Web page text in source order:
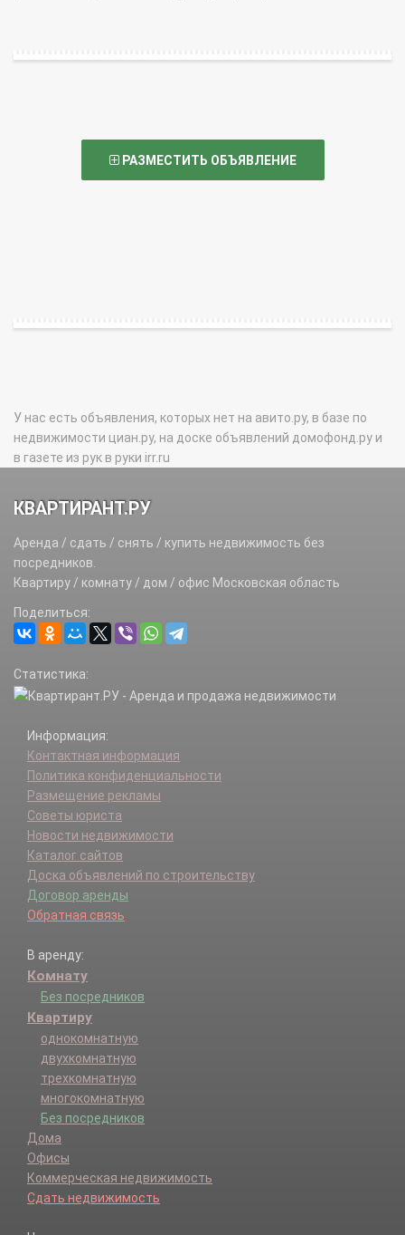
РАЗМЕСТИТЬ ОБЪЯВЛЕНИЕ
У нас есть объявления, которых нет на авито.ру, в базе по
недвижимости циан.ру, на доске объявлений домофонд.ру и
в газете из рук в руки irr.ru
КВАРТИРАНТ.РУ
Аренда / сдать / снять / купить недвижимость без
посредников.
Квартиру / комнату / дом / офис Московская область
Поделиться:
Статистика:
Информация:
Контактная информация
Политика конфиденциальности
Размещение рекламы
Советы юриста
Новости недвижимости
Каталог сайтов
Доска объявлений по строительству
Договор аренды
Обратная связь
В аренду:
Комнату
Без посредников
Квартиру
однокомнатную
двухкомнатную
трехкомнатную
многокомнатную
Без посредников
Дома
Офисы
Коммерческая недвижимость
Сдать недвижимость